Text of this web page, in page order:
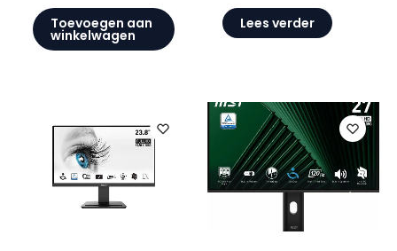
Toevoegen aan
winkelwagen
Lees verder